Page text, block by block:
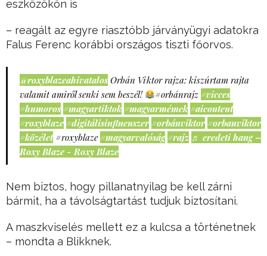
eszközökön is
– reagált az egyre riasztóbb járványügyi adatokra
Falus Ferenc korábbi országos tiszti főorvos.
@roxyblazeahivatalos Orbán Viktor rajza: kiszúrtam rajta
valamit amiről senki sem beszél!
#orbánrajz #vicces
#humoros #magyartiktok #magyarmémek #aicontent
#roxyblaze #digitálisinfluenszer #orbánviktor #orbanviktor
#közélet #roxyblaze #magyarvalóság #rajz ♬ eredeti hang –
Roxy Blaze - Roxy Blaze
Nem biztos, hogy pillanatnyilag be kell zárni
bármit, ha a távolságtartást tudjuk biztosítani.
A maszkviselés mellett ez a kulcsa a történetnek
– mondta a Blikknek.